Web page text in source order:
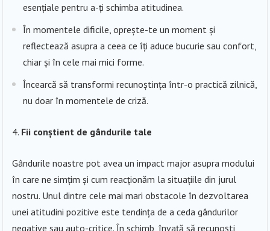
esențiale pentru a-ți schimba atitudinea.
În momentele dificile, oprește-te un moment și
reflectează asupra a ceea ce îți aduce bucurie sau confort,
chiar și în cele mai mici forme.
Încearcă să transformi recunoștința într-o practică zilnică,
nu doar în momentele de criză.
Fii conștient de gândurile tale
Gândurile noastre pot avea un impact major asupra modului
în care ne simțim și cum reacționăm la situațiile din jurul
nostru. Unul dintre cele mai mari obstacole în dezvoltarea
unei atitudini pozitive este tendința de a ceda gândurilor
negative sau auto-critice. În schimb, învață să recunoști